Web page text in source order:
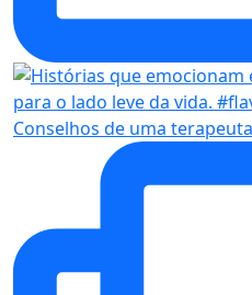
Conselhos de uma